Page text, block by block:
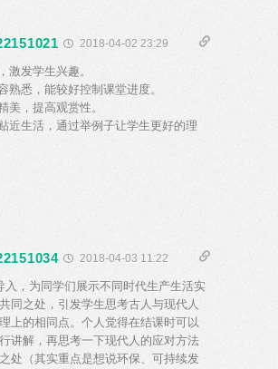
2018-04-02 23:29
激发学生兴趣。
熟悉，能较好控制课堂进度。
美，提高观赏性。
近生活，通过举例子让学生更好的理
2018-04-03 11:22
入，为同学们展示不同时代生产生活实
同之处，引发学生思考古人与现代人
上的相同点。个人觉得在结课时可以
讲解，再思考一下现代人的应对方法
处（其实重点是想说环保、可持续发